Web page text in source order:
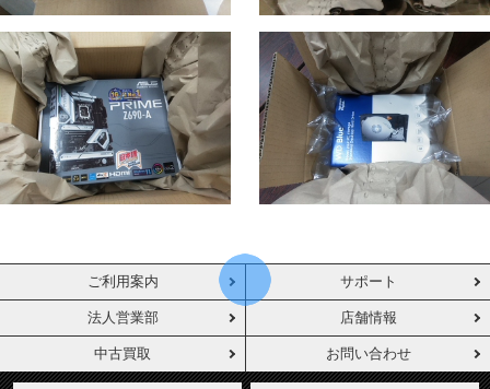
ご利用案内 サポート
法人営業部 店舗情報
中古買取 お問い合わせ